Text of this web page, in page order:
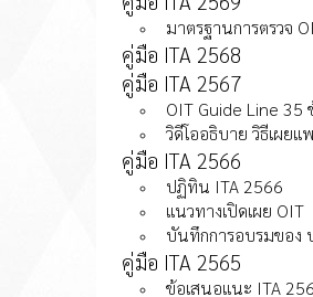
มาตรฐานการตรวจ
คู่มือ ITA 2568
คู่มือ ITA 2567
OIT Guide Line 35
วิดีโออธิบาย วิธีเผยแ
คู่มือ ITA 2566
ปฏิทิน ITA 2566
แนวทางเปิดเผย OIT
บันทึกการอบรมของ
คู่มือ ITA 2565
ข้อเสนอแนะ ITA